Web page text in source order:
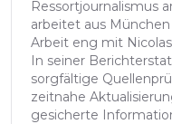
Ressortjournalismus
arbeitet aus
Arbeit eng mit
In seiner
sorgfältige
zeitnahe
gesicherte